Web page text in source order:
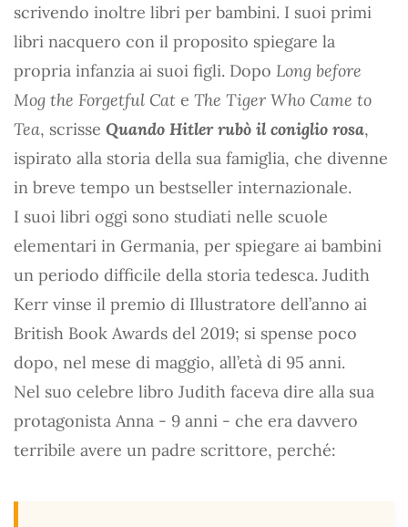
scrivendo inoltre libri per bambini. I suoi primi
libri nacquero con il proposito spiegare la
propria infanzia ai suoi figli. Dopo Long before
Mog the Forgetful Cat e The Tiger Who Came to
Tea, scrisse Quando Hitler rubò il coniglio rosa,
ispirato alla storia della sua famiglia, che divenne
in breve tempo un bestseller internazionale.
I suoi libri oggi sono studiati nelle scuole
elementari in Germania, per spiegare ai bambini
un periodo difficile della storia tedesca. Judith
Kerr vinse il premio di Illustratore dell’anno ai
British Book Awards del 2019; si spense poco
dopo, nel mese di maggio, all’età di 95 anni.
Nel suo celebre libro Judith faceva dire alla sua
protagonista Anna - 9 anni - che era davvero
terribile avere un padre scrittore, perché: